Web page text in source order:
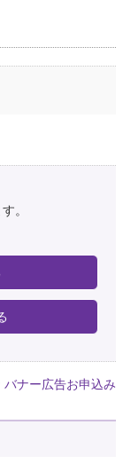
。
バナー広告お申込み